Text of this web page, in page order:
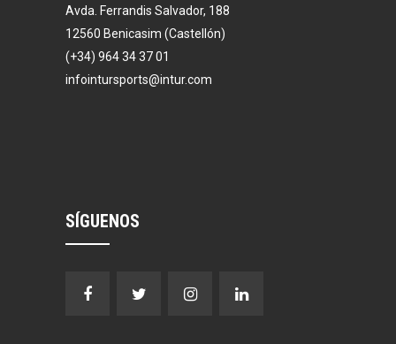
Avda. Ferrandis Salvador, 188
12560 Benicasim (Castellón)
(+34) 964 34 37 01
infointursports@intur.com
SÍGUENOS